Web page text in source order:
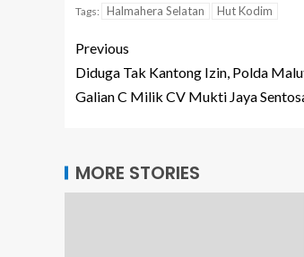
Tags: Halmahera Selatan Hut Kodim
Previous
Diduga Tak Kantong Izin, Polda
Galian C Milik CV Mukti Jaya
MORE STORIES